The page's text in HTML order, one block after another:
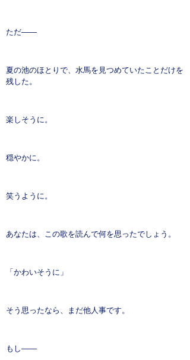
ただ――
夏の池のほとりで、水馬を見つめていたことだけを
残した。
楽しそうに。
穏やかに。
笑うように。
あなたは、この歌を読んで何を思ったでしょう。
「かわいそうに」
そう思ったなら、まだ他人事です。
もし――